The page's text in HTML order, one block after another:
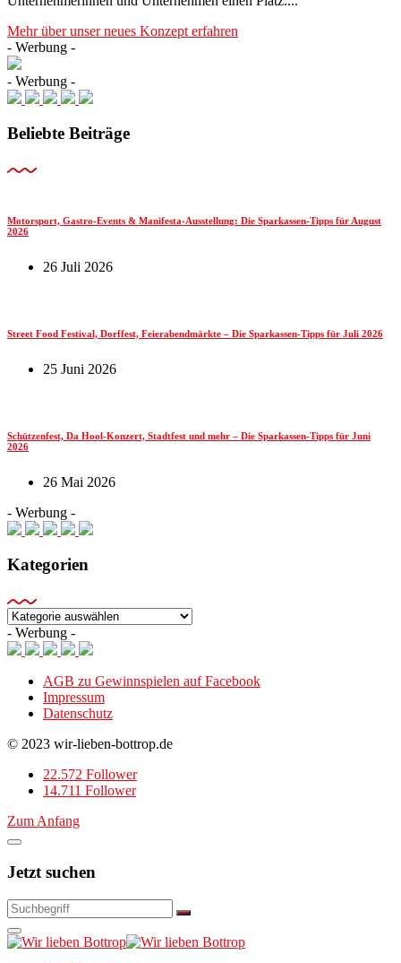
Mehr über unser neues Konzept erfahren
- Werbung -
- Werbung -
Beliebte Beiträge
Motorsport, Gastro-Events & Manifesta-Ausstellung: Die Sparkassen-Tipps für August
2026
26 Juli 2026
Street Food Festival, Dorffest, Feierabendmärkte – Die Sparkassen-Tipps für Juli 2026
25 Juni 2026
Schützenfest, Da Hool-Konzert, Stadtfest und mehr – Die Sparkassen-Tipps für Juni
2026
26 Mai 2026
- Werbung -
Kategorien
Kategorien
- Werbung -
AGB zu Gewinnspielen auf Facebook
Impressum
Datenschutz
© 2023 wir-lieben-bottrop.de
22.572 Follower
14.711 Follower
Zum Anfang
Jetzt suchen